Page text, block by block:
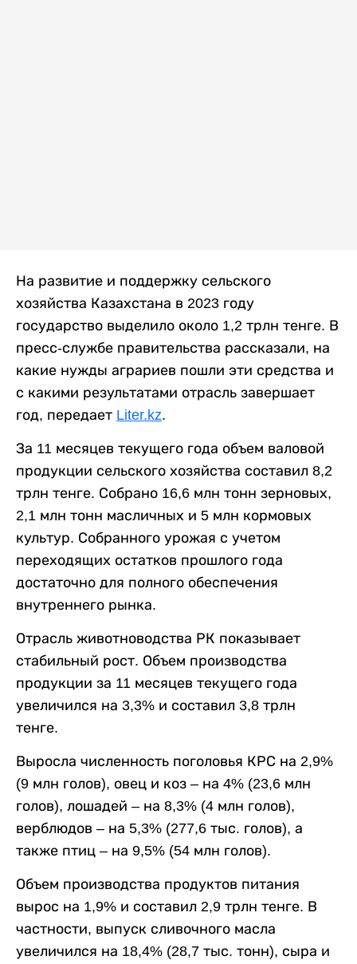
На развитие и поддержку сельского
хозяйства Казахстана в 2023 году
государство выделило около 1,2 трлн тенге. В
пресс-службе правительства рассказали, на
какие нужды аграриев пошли эти средства и
с какими результатами отрасль завершает
год, передает Liter.kz.
За 11 месяцев текущего года объем валовой
продукции сельского хозяйства составил 8,2
трлн тенге. Собрано 16,6 млн тонн зерновых,
2,1 млн тонн масличных и 5 млн кормовых
культур. Собранного урожая с учетом
переходящих остатков прошлого года
достаточно для полного обеспечения
внутреннего рынка.
Отрасль животноводства РК показывает
стабильный рост. Объем производства
продукции за 11 месяцев текущего года
увеличился на 3,3% и составил 3,8 трлн
тенге.
Выросла численность поголовья КРС на 2,9%
(9 млн голов), овец и коз – на 4% (23,6 млн
голов), лошадей – на 8,3% (4 млн голов),
верблюдов – на 5,3% (277,6 тыс. голов), а
также птиц – на 9,5% (54 млн голов).
Объем производства продуктов питания
вырос на 1,9% и составил 2,9 трлн тенге. В
частности, выпуск сливочного масла
увеличился на 18,4% (28,7 тыс. тонн), сыра и